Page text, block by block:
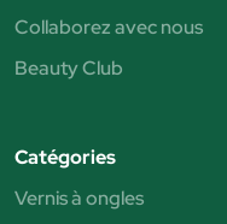
Collaborez avec nous
Beauty Club
Catégories
Vernis à ongles